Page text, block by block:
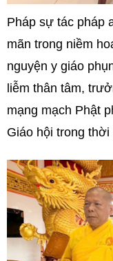
Pháp sự tác pháp
mãn trong niềm
nguyện y giáo
liễm thân tâm,
mạng mạch Phật
Giáo hội trong thời